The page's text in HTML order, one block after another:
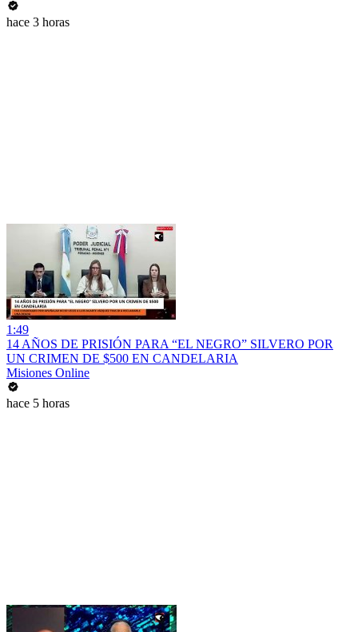
hace 3 horas
1:49
14 AÑOS DE PRISIÓN PARA “EL NEGRO” SILVERO POR
UN CRIMEN DE $500 EN CANDELARIA
Misiones Online
hace 5 horas